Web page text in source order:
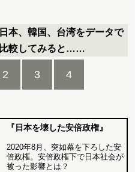
日本、韓国、台湾をデータで
比較してみると……
2 3 4
『日本を壊した安倍政権』
2020年8月、突如幕を下ろした安
倍政権。安倍政権下で日本社会が
被った影響とは？